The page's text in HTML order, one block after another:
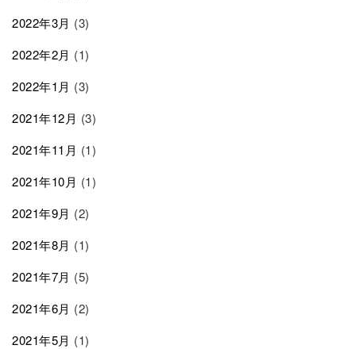
2022年3月 (3)
2022年2月 (1)
2022年1月 (3)
2021年12月 (3)
2021年11月 (1)
2021年10月 (1)
2021年9月 (2)
2021年8月 (1)
2021年7月 (5)
2021年6月 (2)
2021年5月 (1)